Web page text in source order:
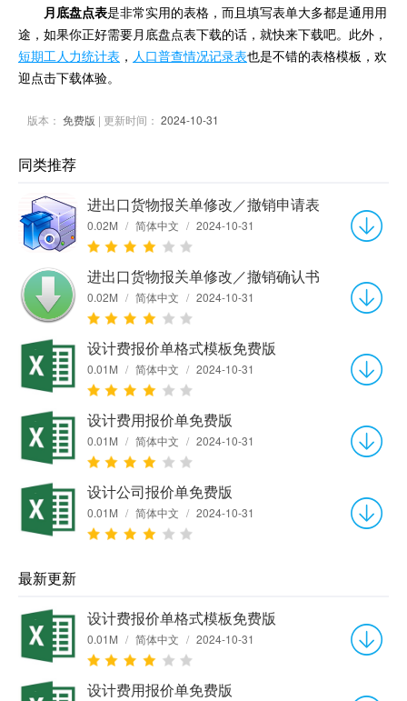
月底盘点表是非常实用的表格，而且填写表单大多都是通用用
途，如果你正好需要月底盘点表下载的话，就快来下载吧。此外，
短期工人力统计表 ， 人口普查情况记录表也是不错的表格模板，欢
迎点击下载体验。
版本： 免费版 | 更新时间： 2024-10-31
同类推荐
进出口货物报关单修改／撤销申请表
0.02M / 简体中文 / 2024-10-31
进出口货物报关单修改／撤销确认书
0.02M / 简体中文 / 2024-10-31
设计费报价单格式模板免费版
0.01M / 简体中文 / 2024-10-31
设计费用报价单免费版
0.01M / 简体中文 / 2024-10-31
设计公司报价单免费版
0.01M / 简体中文 / 2024-10-31
最新更新
设计费报价单格式模板免费版
0.01M / 简体中文 / 2024-10-31
设计费用报价单免费版